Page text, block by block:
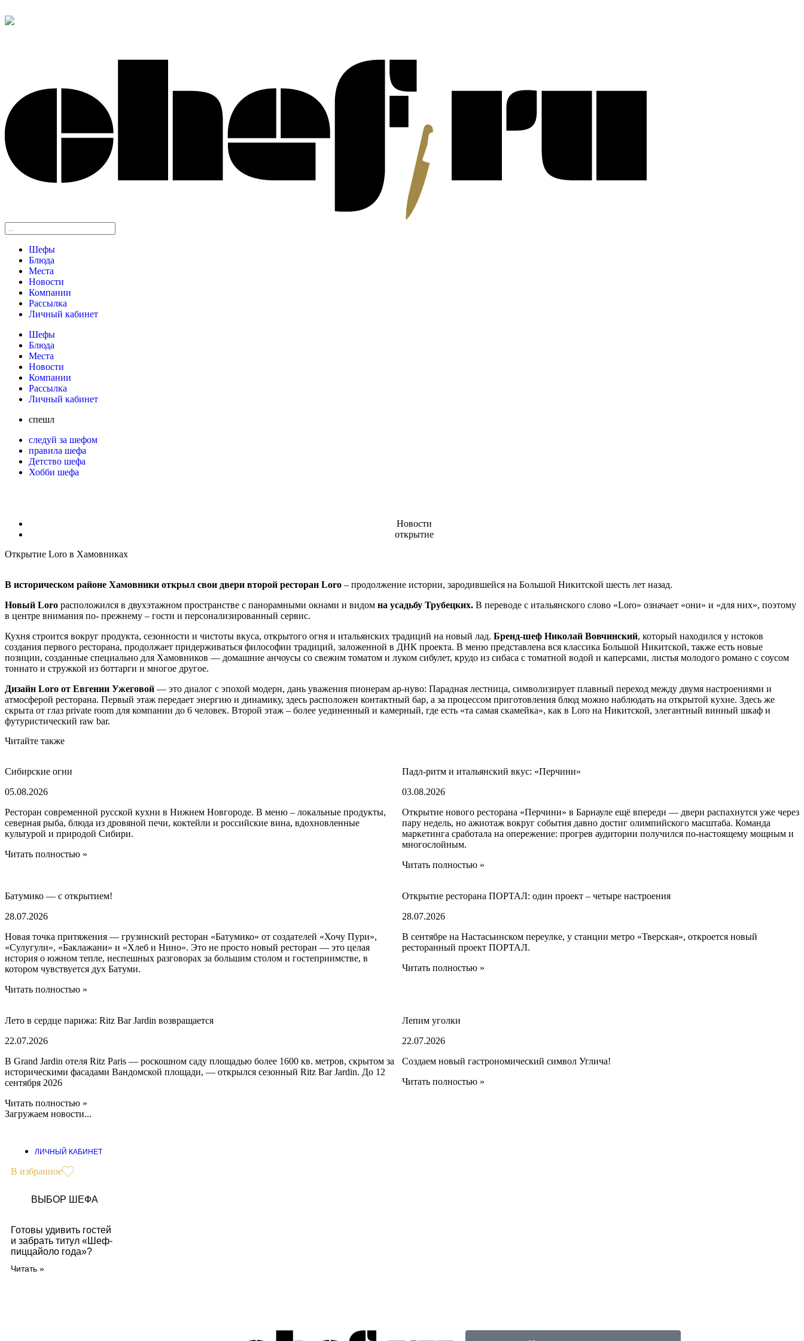
Шефы
Блюда
Места
Новости
Компании
Рассылка
Личный кабинет
Шефы
Блюда
Места
Новости
Компании
Рассылка
Личный кабинет
спешл
следуй за шефом
правила шефа
Детство шефа
Хобби шефа
Новости
открытие
Открытие Loro в Хамовниках
В историческом районе Хамовники открыл свои двери второй ресторан Loro – продолжение истории, зародившейся на Большой Никитской шесть лет назад.
Новый Loro расположился в двухэтажном пространстве с панорамными окнами и видом на усадьбу Трубецких. В переводе с итальянского слово «Loro» означает «они» и «для них», поэтому
в центре внимания по- прежнему – гости и персонализированный сервис.
Кухня строится вокруг продукта, сезонности и чистоты вкуса, открытого огня и итальянских традиций на новый лад. Бренд-шеф Николай Вовчинский, который находился у истоков
создания первого ресторана, продолжает придерживаться философии традиций, заложенной в ДНК проекта. В меню представлена вся классика Большой Никитской, также есть новые
позиции, созданные специально для Хамовников — домашние анчоусы со свежим томатом и луком сибулет, крудо из сибаса с томатной водой и каперсами, листья молодого романо с соусом
тоннато и стружкой из боттарги и многое другое.
Дизайн Loro от Евгении Ужеговой — это диалог с эпохой модерн, дань уважения пионерам ар-нуво: Парадная лестница, символизирует плавный переход между двумя настроениями и
атмосферой ресторана. Первый этаж передает энергию и динамику, здесь расположен контактный бар, а за процессом приготовления блюд можно наблюдать на открытой кухне. Здесь же
скрыта от глаз private room для компании до 6 человек. Второй этаж – более уединенный и камерный, где есть «та самая скамейка», как в Loro на Никитской, элегантный винный шкаф и
футуристический raw bar.
Читайте также
Сибирские огни
05.08.2026
Ресторан современной русской кухни в Нижнем Новгороде. В меню – локальные продукты,
северная рыба, блюда из дровяной печи, коктейли и российские вина, вдохновленные
культурой и природой Сибири.
Читать полностью »
Падл-ритм и итальянский вкус: «Перчини»
03.08.2026
Открытие нового ресторана «Перчини» в Барнауле ещё впереди — двери распахнутся уже через
пару недель, но ажиотаж вокруг события давно достиг олимпийского масштаба. Команда
маркетинга сработала на опережение: прогрев аудитории получился по-настоящему мощным и
многослойным.
Читать полностью »
Батумико — с открытием!
28.07.2026
Новая точка притяжения — грузинский ресторан «Батумико» от создателей «Хочу Пури»,
«Сулугули», «Баклажани» и «Хлеб и Нино». Это не просто новый ресторан — это целая
история о южном тепле, неспешных разговорах за большим столом и гостеприимстве, в
котором чувствуется дух Батуми.
Читать полностью »
Открытие ресторана ПОРТАЛ: один проект – четыре настроения
28.07.2026
В сентябре на Настасьинском переулке, у станции метро «Тверская», откроется новый
ресторанный проект ПОРТАЛ.
Читать полностью »
Лето в сердце парижа: Ritz Bar Jardin возвращается
22.07.2026
В Grand Jardin отеля Ritz Paris — роскошном саду площадью более 1600 кв. метров, скрытом за
историческими фасадами Вандомской площади, — открылся сезонный Ritz Bar Jardin. До 12
сентября 2026
Читать полностью »
Лепим уголки
22.07.2026
Создаем новый гастрономический символ Углича!
Читать полностью »
Загружаем новости...
ЛИЧНЫЙ КАБИНЕТ
В избранное
ВЫБОР ШЕФА
Готовы удивить гостей
и забрать титул «Шеф-
пиццайоло года»?
Читать »